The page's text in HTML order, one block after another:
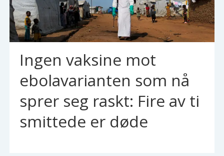
Ingen vaksine mot
ebolavarianten som nå
sprer seg raskt: Fire av ti
smittede er døde